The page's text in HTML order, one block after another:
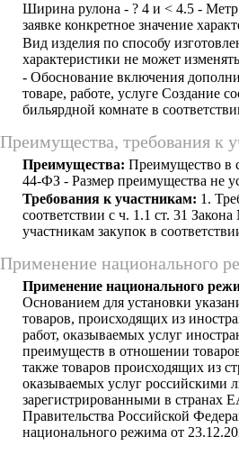
Ширина рулона - ? 4 и < 4.5 - Метр
заявке конкретное значение
Вид изделия по способу
характеристики не может
- Обоснование включения
товаре, работе, услуге Создание
бильярдной комнате в
Преимущества, требования к
Преимущества: Преимущество в
44-ФЗ - Размер преимущества не
Требования к участникам: 1.
соответствии с ч. 1.1 ст. 31
участникам закупок в
Применение национального
Применение национального
Основанием для установки
товаров, происходящих из
работ, оказываемых услуг
преимуществ в отношении
также товаров происходящих из
оказываемых услуг российскими
зарегистрированными в странах
Правительства Российской
национального режима от